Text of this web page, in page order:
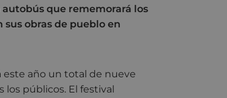
que rememorará los
obras de pueblo en
este año un total de nueve
los públicos. El festival